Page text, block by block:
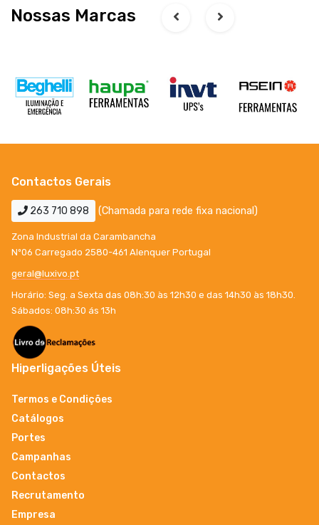
Nossas Marcas
Contactos Gerais
263 710 898 (Chamada para rede fixa nacional)
Zona Industrial da Carambancha
Nº06 Carregado 2580-461 Alenquer Portugal
geral@luxivo.pt
Horário: Seg. a Sexta das 08h:30 às 12h30 e das 14h30 às 18h30.
Sábados: 08h:30 ás 13h
Hiperligações Úteis
Termos e Condições
Catálogos
Portes
Campanhas
Contactos
Recrutamento
Empresa